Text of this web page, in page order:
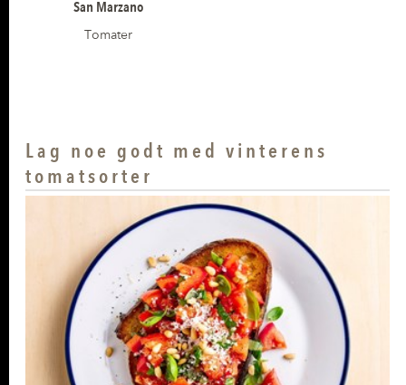
San Marzano
Tomater
Lag noe godt med vinterens
tomatsorter